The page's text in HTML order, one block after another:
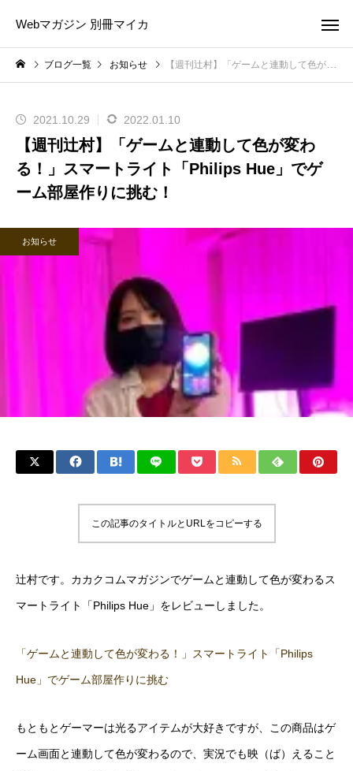
Webマガジン 別冊マイカ
ブログ一覧 お知らせ 【週刊辻村】「ゲームと連動して色が変わる！」スマートライト「Philips Hue」でゲーム部屋作りに挑む！
2021.10.29 2022.01.10
【週刊辻村】「ゲームと連動して色が変わ
る！」スマートライト「Philips Hue」でゲ
ーム部屋作りに挑む！
お知らせ
この記事のタイトルとURLをコピーする
辻村です。カカクコムマガジンでゲームと連動して色が変わるス
マートライト「Philips Hue」をレビューしました。
「ゲームと連動して色が変わる！」スマートライト「Philips
Hue」でゲーム部屋作りに挑む
もともとゲーマーは光るアイテムが大好きですが、この商品はゲ
ーム画面と連動して色が変わるので、実況でも映（ば）えること